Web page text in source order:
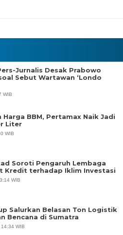
Jurnalis Desak Prabowo
Sebut Wartawan ‘Londo
WIB
Harga BBM, Pertamax Naik Jadi
Liter
WIB
Soroti Pengaruh Lembaga
Kredit terhadap Iklim Investasi
WIB
Salurkan Belasan Ton Logistik
Bencana di Sumatra
WIB